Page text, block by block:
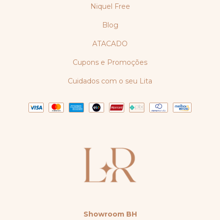
Niquel Free
Blog
ATACADO
Cupons e Promoções
Cuidados com o seu Lita
Showroom BH